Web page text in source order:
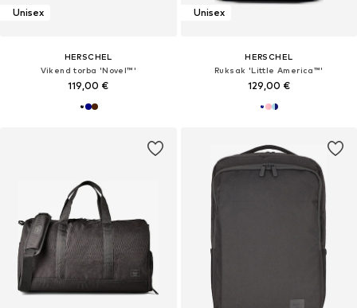
Unisex
HERSCHEL
Vikend torba 'Novel™'
119,00 €
Unisex
HERSCHEL
Ruksak 'Little America™'
129,00 €